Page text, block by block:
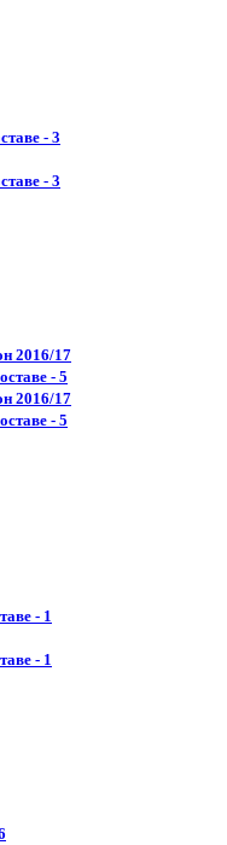
- 3
- 3
2016/17
- 5
2016/17
- 5
- 1
- 1